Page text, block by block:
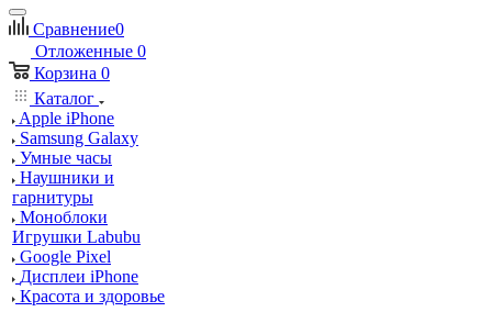
Сравнение0
Отложенные 0
Корзина 0
Каталог
Apple iPhone
Samsung Galaxy
Умные часы
Наушники и
гарнитуры
Моноблоки
Игрушки Labubu
Google Pixel
Дисплеи iPhone
Красота и здоровье